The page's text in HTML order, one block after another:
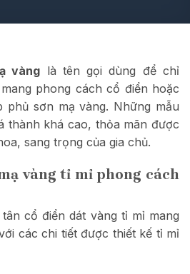
vàng là tên gọi dùng để chỉ
phong cách cổ điển hoặc
sơn mạ vàng. Những mẫu
thành khá cao, thỏa mãn được
sang trọng của gia chủ.
vàng tỉ mỉ phong cách
cổ điển dát vàng tỉ mỉ mang
các chi tiết được thiết kế tỉ mỉ